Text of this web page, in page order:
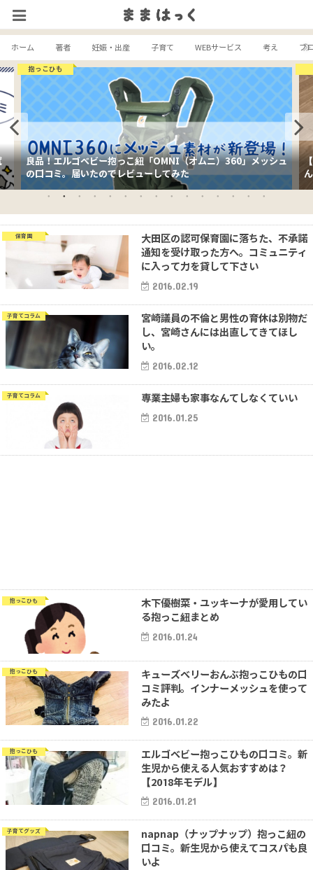
ホーム 著者 妊娠・出産 子育て WEBサービス 考え ブ
抱っこひも
良品！エルゴベビー抱っこ紐「OMNI（オムニ）360」メッシュ
の口コミ。届いたのでレビューしてみた
保育園
大田区の認可保育園に落ちた、不承諾
通知を受け取った方へ。コミュニティ
に入って力を貸して下さい
2016.02.19
子育てコラム
宮崎議員の不倫と男性の育休は別物だ
し、宮崎さんには出直してきてほし
い。
2016.02.12
子育てコラム 専業主婦も家事なんてしなくていい
2016.01.25
抱っこひも
木下優樹菜・ユッキーナが愛用してい
る抱っこ紐まとめ
2016.01.24
抱っこひも
キューズベリーおんぶ抱っこひもの口
コミ評判。インナーメッシュを使って
みたよ
2016.01.22
抱っこひも
エルゴベビー抱っこひもの口コミ。新
生児から使える人気おすすめは？
【2018年モデル】
2016.01.21
子育てグッズ
napnap（ナップナップ）抱っこ紐の
口コミ。新生児から使えてコスパも良
いよ